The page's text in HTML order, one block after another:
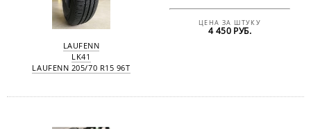
LAUFENN
LK41
LAUFENN 205/70 R15 96T
ЦЕНА ЗА ШТУКУ
4 450 РУБ.